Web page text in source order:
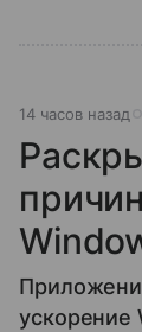
14 часов назад
ускорение